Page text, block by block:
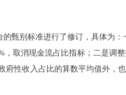
的甄别标准进行了修订，具体为
，取消现金流占比指标；二是调
府性收入占比的算数平均值外，